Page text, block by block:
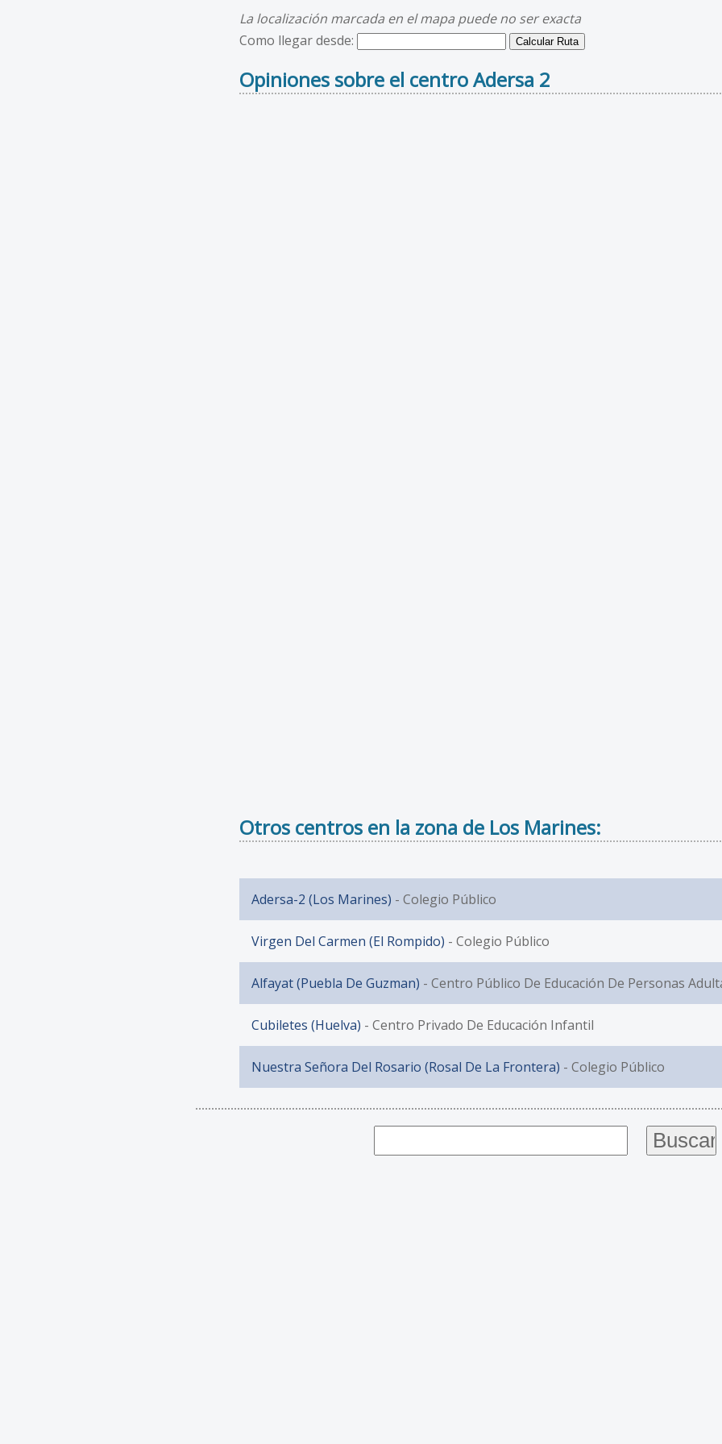
La localización marcada en el mapa puede no ser exacta
Como llegar desde:
Opiniones sobre el centro Adersa 2
Otros centros en la zona de Los Marines:
Adersa-2 (Los Marines) - Colegio Público
Virgen Del Carmen (El Rompido) - Colegio Público
Alfayat (Puebla De Guzman) - Centro Público De Educación De Personas
Cubiletes (Huelva) - Centro Privado De Educación Infantil
Nuestra Señora Del Rosario (Rosal De La Frontera) - Colegio Público